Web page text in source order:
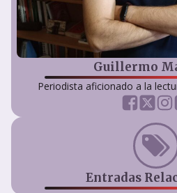
Guillermo
Periodista aficionado a la
Entradas